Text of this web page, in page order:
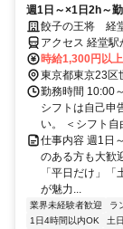
週1日～×1日2h～
歓迎♪駅チカで通い
餃子の王将 経
アクセス 経堂
時給1,300円以上
東京都東京23区
勤務時間 10:00
シフトは自己申
い。 ＜シフト
仕事内容 週1日
のある方も大歓
「平日だけ」
が魅力...
業界未経験者歓迎 ラ
1日4時間以内OK
土